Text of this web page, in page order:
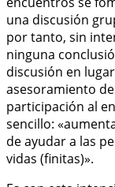
una discusión
por tanto, sin
ninguna
discusión en
asesoramiento
participación al
sencillo:
de ayudar a las
vidas (finitas)».